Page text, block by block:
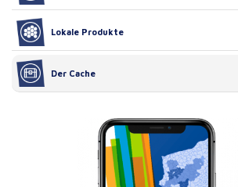
Lokale Produkte
Der Cache